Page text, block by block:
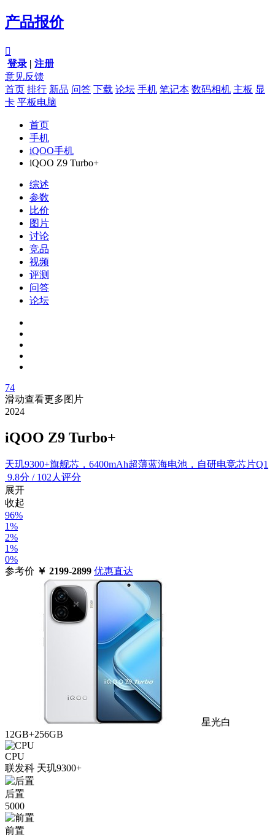
产品报价

登录 | 注册
意见反馈
首页 排行 新品 问答 下载 论坛 手机 笔记本 数码相机 主板 显
卡 平板电脑
首页
手机
iQOO手机
iQOO Z9 Turbo+
综述
参数
比价
图片
讨论
竞品
视频
评测
问答
论坛
74
滑动查看更多图片
2024
iQOO Z9 Turbo+
天玑9300+旗舰芯，6400mAh超薄蓝海电池，自研电竞芯片Q1
9.8分 / 102人评分
展开
收起
96%
1%
2%
1%
0%
参考价 ￥ 2199-2899 优惠直达
星光白
12GB+256GB
CPU
联发科 天玑9300+
后置
5000
前置